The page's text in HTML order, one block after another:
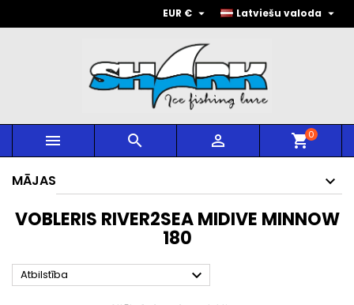
Latviešu valoda 
EUR € 
   shopping_cart0
MĀJAS
VOBLERIS RIVER2SEA MIDIVE MINNOW
180
Atbilstība 